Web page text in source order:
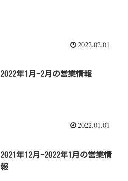
2022.02.01
2022年1月-2月の営業情報
2022.01.01
2021年12月-2022年1月の営業情
報